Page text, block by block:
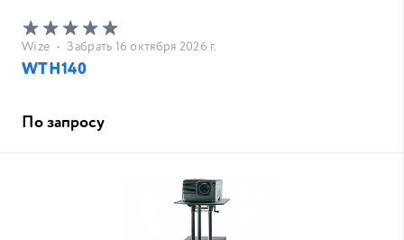
Wize • Забрать 16 октября 2026 г.
WTH140
По запросу